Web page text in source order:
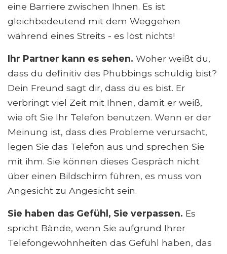
eine Barriere zwischen Ihnen. Es ist
gleichbedeutend mit dem Weggehen
während eines Streits - es löst nichts!
Ihr Partner kann es sehen. Woher weißt du,
dass du definitiv des Phubbings schuldig bist?
Dein Freund sagt dir, dass du es bist. Er
verbringt viel Zeit mit Ihnen, damit er weiß,
wie oft Sie Ihr Telefon benutzen. Wenn er der
Meinung ist, dass dies Probleme verursacht,
legen Sie das Telefon aus und sprechen Sie
mit ihm. Sie können dieses Gespräch nicht
über einen Bildschirm führen, es muss von
Angesicht zu Angesicht sein.
Sie haben das Gefühl, Sie verpassen. Es
spricht Bände, wenn Sie aufgrund Ihrer
Telefongewohnheiten das Gefühl haben, das